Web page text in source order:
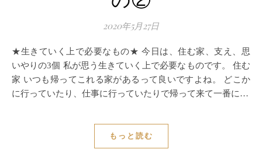
2020年5月27日
★生きていく上で必要なもの★ 今日は、住む家、支え、思
いやりの3個 私が思う生きていく上で必要なものです。 住む
家 いつも帰ってこれる家があるって良いですよね。 どこか
に行っていたり、仕事に行っていたりで帰って来て一番に…
もっと読む